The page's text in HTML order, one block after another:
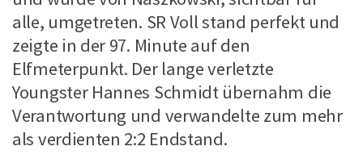
alle, umgetreten. SR Voll stand perfekt und
zeigte in der 97. Minute auf den
Elfmeterpunkt. Der lange verletzte
Youngster Hannes Schmidt übernahm die
Verantwortung und verwandelte zum mehr
als verdienten 2:2 Endstand.